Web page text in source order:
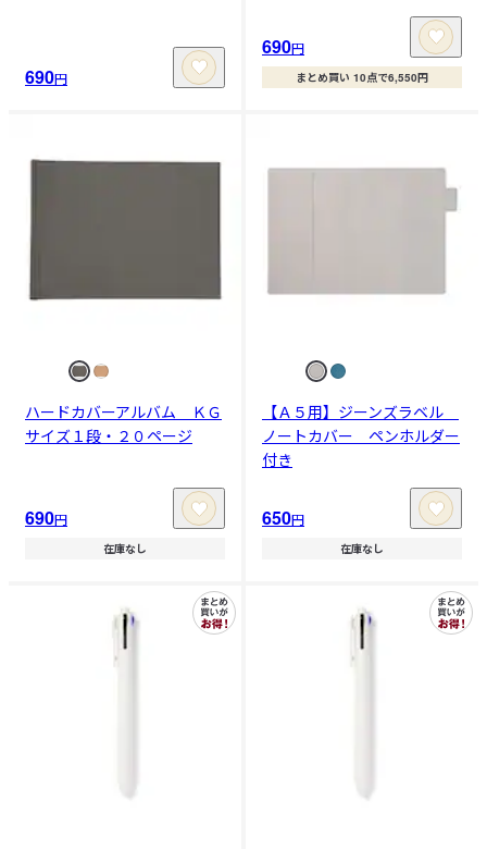
690円
690円
まとめ買い 10点で6,550円
ハードカバーアルバム ＫＧ
サイズ１段・２０ページ
690円
在庫なし
【Ａ５用】ジーンズラベル
ノートカバー ペンホルダー
付き
650円
在庫なし